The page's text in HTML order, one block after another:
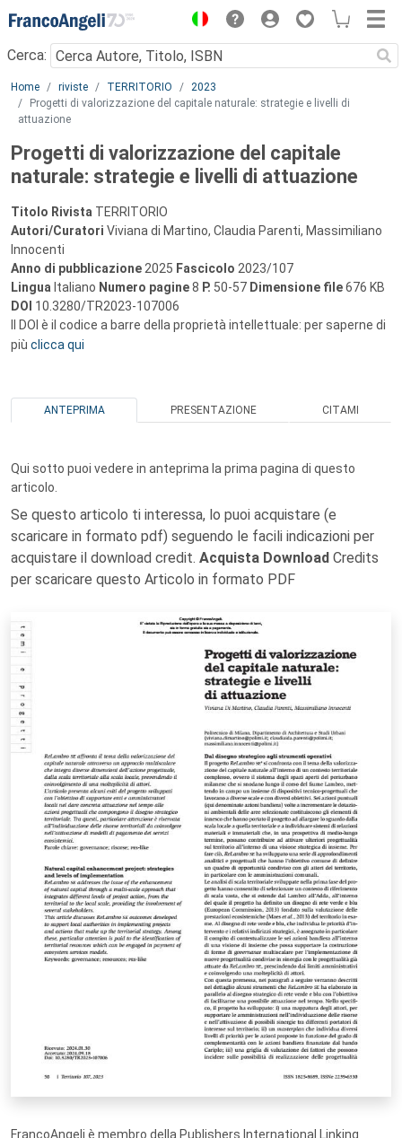
Menu
Cerca:
Main content
Home riviste TERRITORIO
2023
Progetti di valorizzazione del capitale naturale: strategie e livelli di
attuazione
Progetti di valorizzazione del capitale
naturale: strategie e livelli di attuazione
Titolo Rivista TERRITORIO
Autori/Curatori Viviana di Martino, Claudia Parenti, Massimiliano
Innocenti
Anno di pubblicazione 2025 Fascicolo 2023/107
Lingua Italiano Numero pagine8 P. 50-57 Dimensione file676 KB
DOI 10.3280/TR2023-107006
Il DOI è il codice a barre della proprietà intellettuale: per saperne di
più clicca qui
ANTEPRIMA PRESENTAZIONE CITAMI
Qui sotto puoi vedere in anteprima la prima pagina di questo
articolo.
Se questo articolo ti interessa, lo puoi acquistare (e
scaricare in formato pdf) seguendo le facili indicazioni per
acquistare il download credit. Acquista Download Credits
per scaricare questo Articolo in formato PDF
FrancoAngeli è membro della Publishers International Linking